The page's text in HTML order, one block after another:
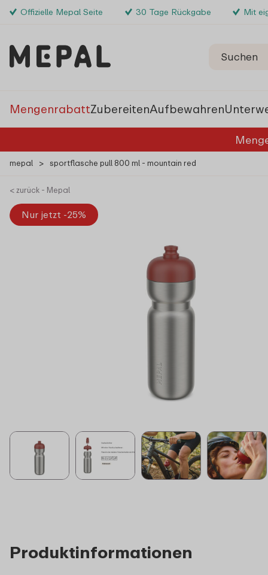
Offizielle Mepal Seite 30 Tage Rückgabe Mit
MengenrabattZubereitenAufbewahren
mepal > sportflasche pull 800 ml - mountain red
< zurück - Mepal
Nur jetzt -25%
Produktinformationen